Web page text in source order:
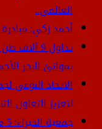
العالمي..
أحمد زكي:
بموانئ البحر
الاتحاد النوعي
لتعزيز التعاون